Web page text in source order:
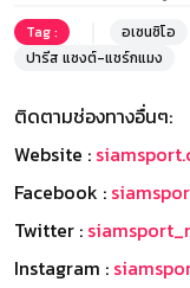
Tag : อเซนซิโอ
ปารีส แซงต์-แชร์กแมง
ติดตามช่องทางอื่นๆ:
Website :
Facebook :
Twitter :
Instagram :